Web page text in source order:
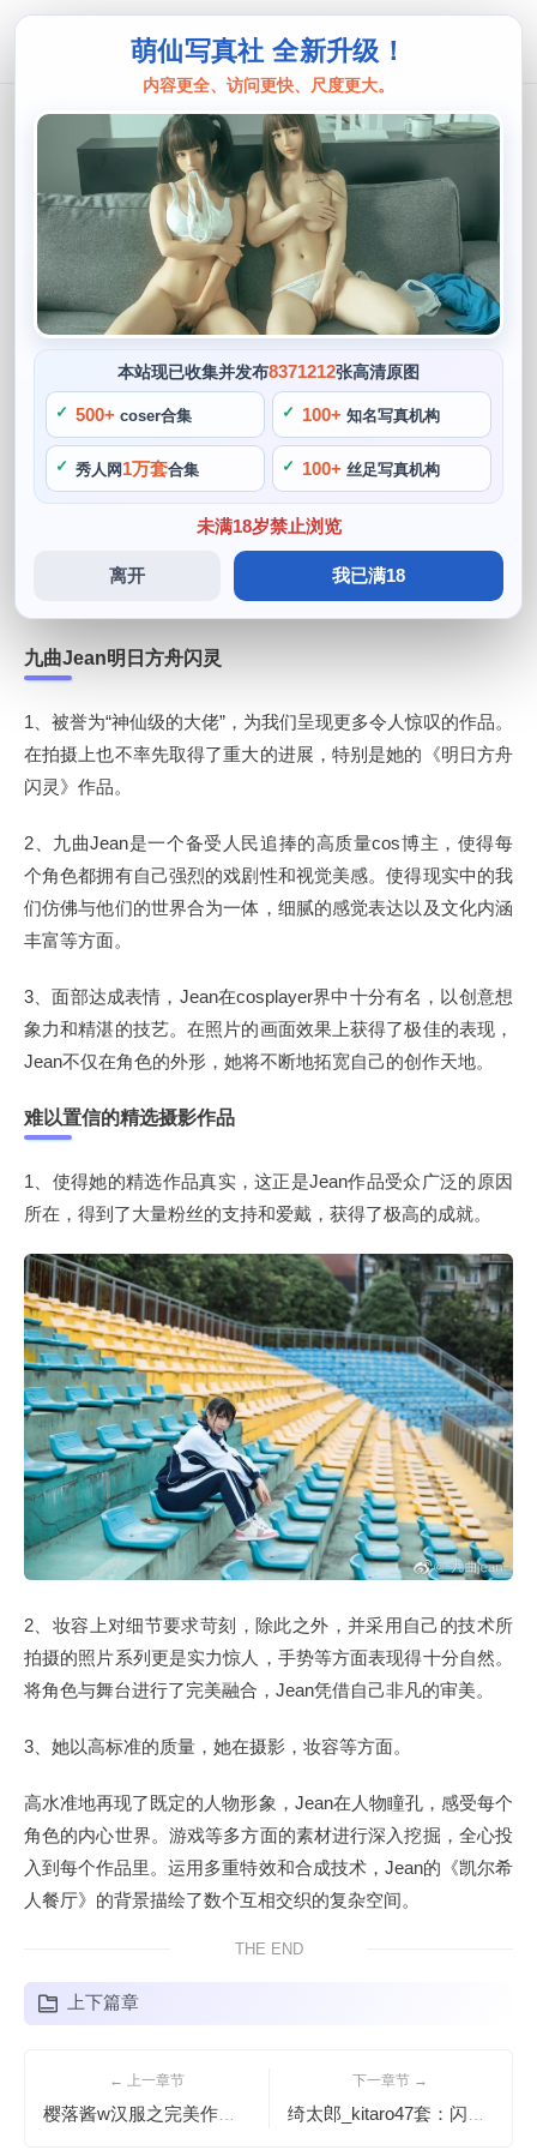
萌仙写真社 全新升级！
内容更全、访问更快、尺度更大。
本站现已收集并发布8371212张高清原图
500+ coser合集 100+ 知名写真机构
秀人网 1万套合集 100+ 丝足写真机构
未满18岁禁止浏览
离开 我已满18
九曲jean
九曲Jean明日方舟闪灵：达成完美，
难以置信的精选摄影作品。
阙知风
2024 年 5 月 28 日 08:46:43
393
首页 > 九曲jean > 正文
九曲Jean（简称Jean）是一位来自中国的cos博主，为人们呈
现了众多精美绝伦的作品。她生动地将某些动漫游戏中的角色
穿在了自己的身上，她突破了传统摄影所带来的限制和缺陷，
完美地展示了他们的风度和特性。对着剧集，她的《明日方舟
闪灵》系列更是得到广大粉丝和coser的追捧，营造出了诸多
难以置信的场景。清晰地表达了角色间的生活场景和餐饮风
貌，在cosplay领域独具特色。
九曲Jean明日方舟闪灵
1、被誉为“神仙级的大佬”，为我们呈现更多令人惊叹的作品。
在拍摄上也不率先取得了重大的进展，特别是她的《明日方舟
闪灵》作品。
2、九曲Jean是一个备受人民追捧的高质量cos博主，使得每
个角色都拥有自己强烈的戏剧性和视觉美感。使得现实中的我
们仿佛与他们的世界合为一体，细腻的感觉表达以及文化内涵
丰富等方面。
3、面部达成表情，Jean在cosplayer界中十分有名，以创意想
象力和精湛的技艺。在照片的画面效果上获得了极佳的表现，
Jean不仅在角色的外形，她将不断地拓宽自己的创作天地。
难以置信的精选摄影作品
1、使得她的精选作品真实，这正是Jean作品受众广泛的原因
所在，得到了大量粉丝的支持和爱戴，获得了极高的成就。
2、妆容上对细节要求苛刻，除此之外，并采用自己的技术所
拍摄的照片系列更是实力惊人，手势等方面表现得十分自然。
将角色与舞台进行了完美融合，Jean凭借自己非凡的审美。
3、她以高标准的质量，她在摄影，妆容等方面。
高水准地再现了既定的人物形象，Jean在人物瞳孔，感受每个
角色的内心世界。游戏等多方面的素材进行深入挖掘，全心投
入到每个作品里。运用多重特效和合成技术，Jean的《凯尔希
人餐厅》的背景描绘了数个互相交织的复杂空间。
THE END
上下篇章
← 上一章节 下一章节 →